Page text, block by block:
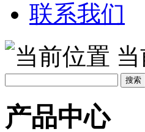
联系我们
当
产品中心